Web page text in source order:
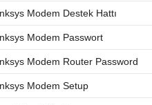
Modem Destek Hattı
Modem Passwort
Modem Router Password
Modem Setup